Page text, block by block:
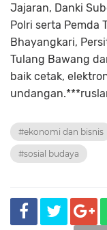
Jajaran, Danki
Polri serta Pemda
Bhayangkari,
Tulang Bawang
baik cetak,
#ekonomi dan bisnis
#sosial budaya